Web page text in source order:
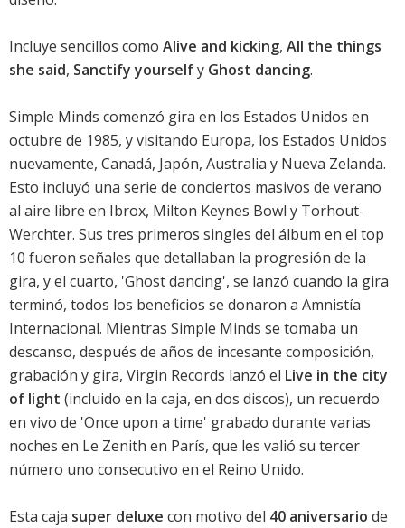
Incluye sencillos como Alive and kicking, All the things
she said, Sanctify yourselfy Ghost dancing.
Simple Minds comenzó gira en los Estados Unidos en
octubre de 1985, y visitando Europa, los Estados Unidos
nuevamente, Canadá, Japón, Australia y Nueva Zelanda.
Esto incluyó una serie de conciertos masivos de verano
al aire libre en Ibrox, Milton Keynes Bowl y Torhout-
Werchter. Sus tres primeros singles del álbum en el top
10 fueron señales que detallaban la progresión de la
gira, y el cuarto, 'Ghost dancing', se lanzó cuando la gira
terminó, todos los beneficios se donaron a Amnistía
Internacional. Mientras Simple Minds se tomaba un
descanso, después de años de incesante composición,
grabación y gira, Virgin Records lanzó el Live in the city
of light (incluido en la caja, en dos discos), un recuerdo
en vivo de 'Once upon a time' grabado durante varias
noches en Le Zenith en París, que les valió su tercer
número uno consecutivo en el Reino Unido.
Esta caja super deluxe con motivo del 40 aniversario de